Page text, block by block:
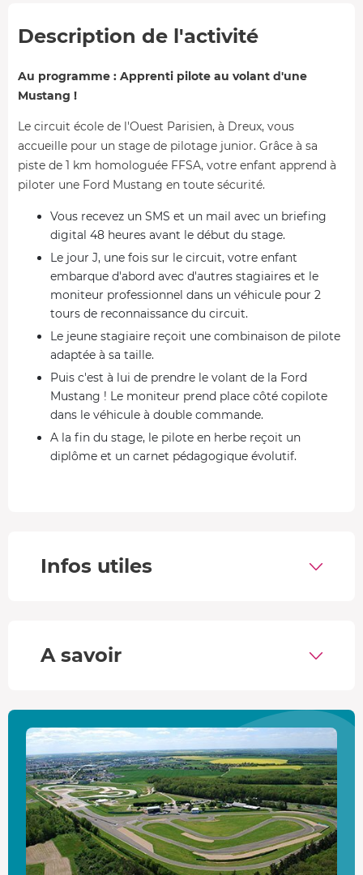
Description de l'activité
Au programme : Apprenti pilote au volant d'une
Mustang !
Le circuit école de l'Ouest Parisien, à Dreux, vous
accueille pour un stage de pilotage junior. Grâce à sa
piste de 1 km homologuée FFSA, votre enfant apprend à
piloter une Ford Mustang en toute sécurité.
Vous recevez un SMS et un mail avec un briefing
digital 48 heures avant le début du stage.
Le jour J, une fois sur le circuit, votre enfant
embarque d'abord avec d'autres stagiaires et le
moniteur professionnel dans un véhicule pour 2
tours de reconnaissance du circuit.
Le jeune stagiaire reçoit une combinaison de pilote
adaptée à sa taille.
Puis c'est à lui de prendre le volant de la Ford
Mustang ! Le moniteur prend place côté copilote
dans le véhicule à double commande.
A la fin du stage, le pilote en herbe reçoit un
diplôme et un carnet pédagogique évolutif.
sa boîte séquentielle à palettes, et
Shelby GT 500, qui pousse les sensations à leur
Le stagiaire contrôle le volant et apprend la projection du
regard le temps de 2 tours de piste.
Formule Bronze
Le stagiaire accède au volant et apprend à projeter le
regard sur 5 tours de piste. Dans le dernier tour, si le
moniteur professionnel juge qu'il est prêt, il accède à
l’accélérateur.
Infos utiles
A savoir